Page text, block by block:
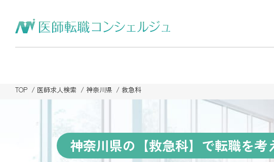
TOP 医師求人検索 神奈川県 救急科
神奈川県の【救急科】で転職を考